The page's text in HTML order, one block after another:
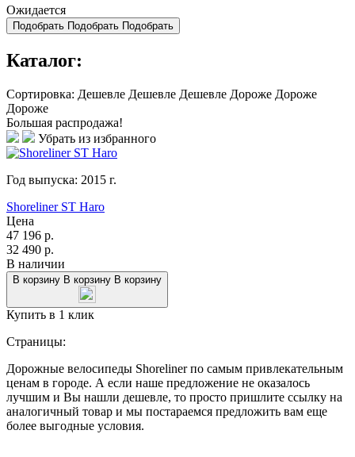
Ожидается
Подобрать Подобрать Подобрать
Каталог:
Сортировка: Дешевле Дешевле Дешевле Дороже Дороже
Дороже
Большая распродажа!
Убрать из избранного
Год выпуска: 2015 г.
Shoreliner ST Haro
Цена
47 196 р.
32 490 р.
В наличии
В корзину В корзину В корзину
Купить в 1 клик
Страницы:
Дорожные велосипеды Shoreliner по самым привлекательным
ценам в городе. А если наше предложение не оказалось
лучшим и Вы нашли дешевле, то просто пришлите ссылку на
аналогичный товар и мы постараемся предложить вам еще
более выгодные условия.